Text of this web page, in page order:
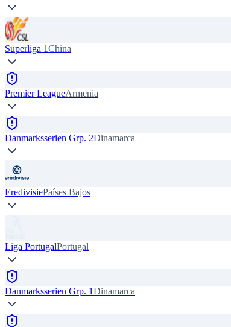
Superliga 1China
Premier LeagueArmenia
Danmarksserien Grp. 2Dinamarca
EredivisiePaíses Bajos
Liga PortugalPortugal
Danmarksserien Grp. 1Dinamarca